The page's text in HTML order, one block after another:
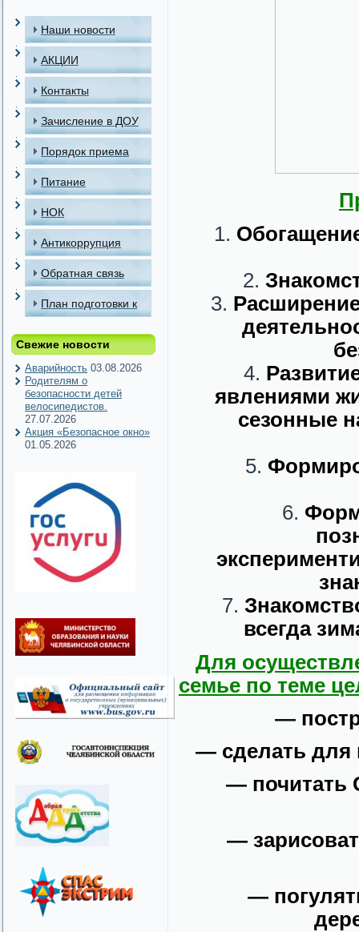
Наши новости
АКЦИИ
Контакты
Зачисление в ДОУ
Порядок приема
детей в МАДОУ
Питание
НОК
Антикоррупция
Обратная связь
План подготовки к
периоду
Свежие новости
Аварийность 03.08.2026
Родителям о
безопасности детей
велосипедистов.
27.07.2026
Акция «Безопасное окно»
01.05.2026
явлениями
сезонные
всегда
Для
семье по теме
—
— сделать для
— почитать
—
—